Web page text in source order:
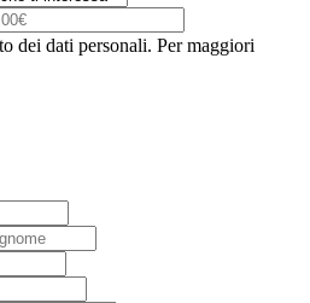
dei dati personali. Per maggiori